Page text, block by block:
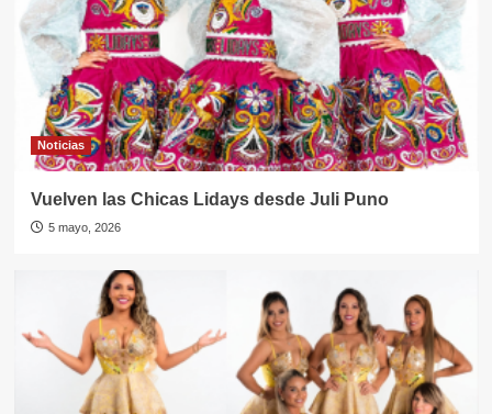
Noticias
Vuelven las Chicas Lidays desde Juli Puno
5 mayo, 2026